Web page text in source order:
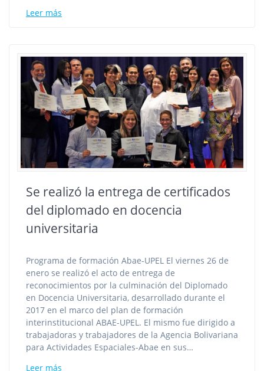
Leer más
Se realizó la entrega de certificados
del diplomado en docencia
universitaria
Programa de formación Abae-UPEL El viernes 26 de
enero se realizó el acto de entrega de
reconocimientos por la culminación del Diplomado
en Docencia Universitaria, desarrollado durante el
2017 en el marco del plan de formación
interinstitucional ABAE-UPEL. El mismo fue dirigido a
trabajadoras y trabajadores de la Agencia Bolivariana
para Actividades Espaciales-Abae en sus…
Leer más